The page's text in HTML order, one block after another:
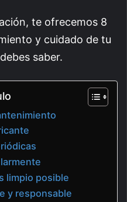
te ofrecemos 8
y cuidado de tu
saber.
limpio posible
y responsable